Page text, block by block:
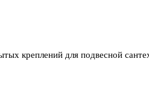
креплений для подвесной